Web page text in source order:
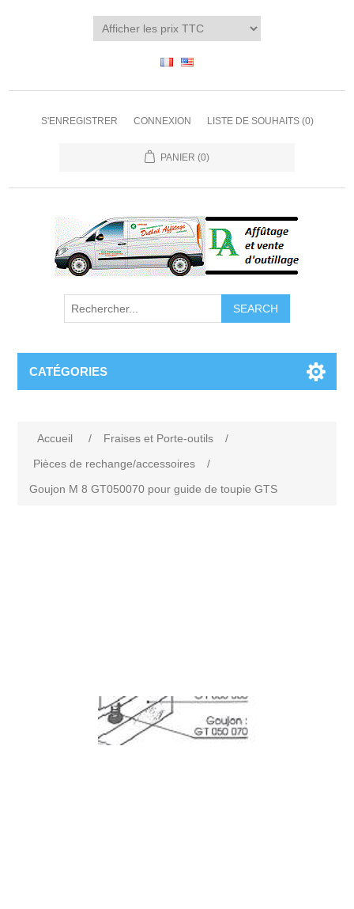
S'ENREGISTRER CONNEXION LISTE DE SOUHAITS (0)
PANIER (0)
CATÉGORIES
Accueil / Fraises et Porte-outils
/
Pièces de rechange/accessoires
/
Goujon M 8 GT050070 pour guide de toupie GTS